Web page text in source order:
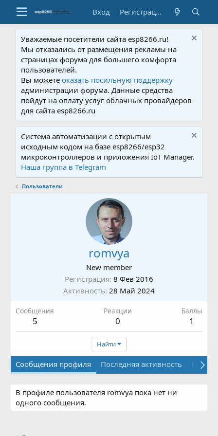
Вход Регистрация
Уважаемые посетители сайта esp8266.ru!
Мы отказались от размещения рекламы на
страницах форума для большего комфорта
пользователей.
Вы можетеоказать посильную поддержку
администрации форума. Данные средства
пойдут на оплату услуг облачных провайдеров
для сайта esp8266.ru
Система автоматизации с открытым
исходным кодом на базе esp8266/esp32
микроконтроллеров и приложения IoT Manager.
Наша группа в Telegram
Пользователи
romvya
New member
Регистрация 8 Фев 2016
Активность 28 Май 2024
Сообщения
5
Реакции
0
Баллы
1
Найти
Сообщения профиля Последняя активность
В профиле пользователя romvya пока нет ни
одного сообщения.